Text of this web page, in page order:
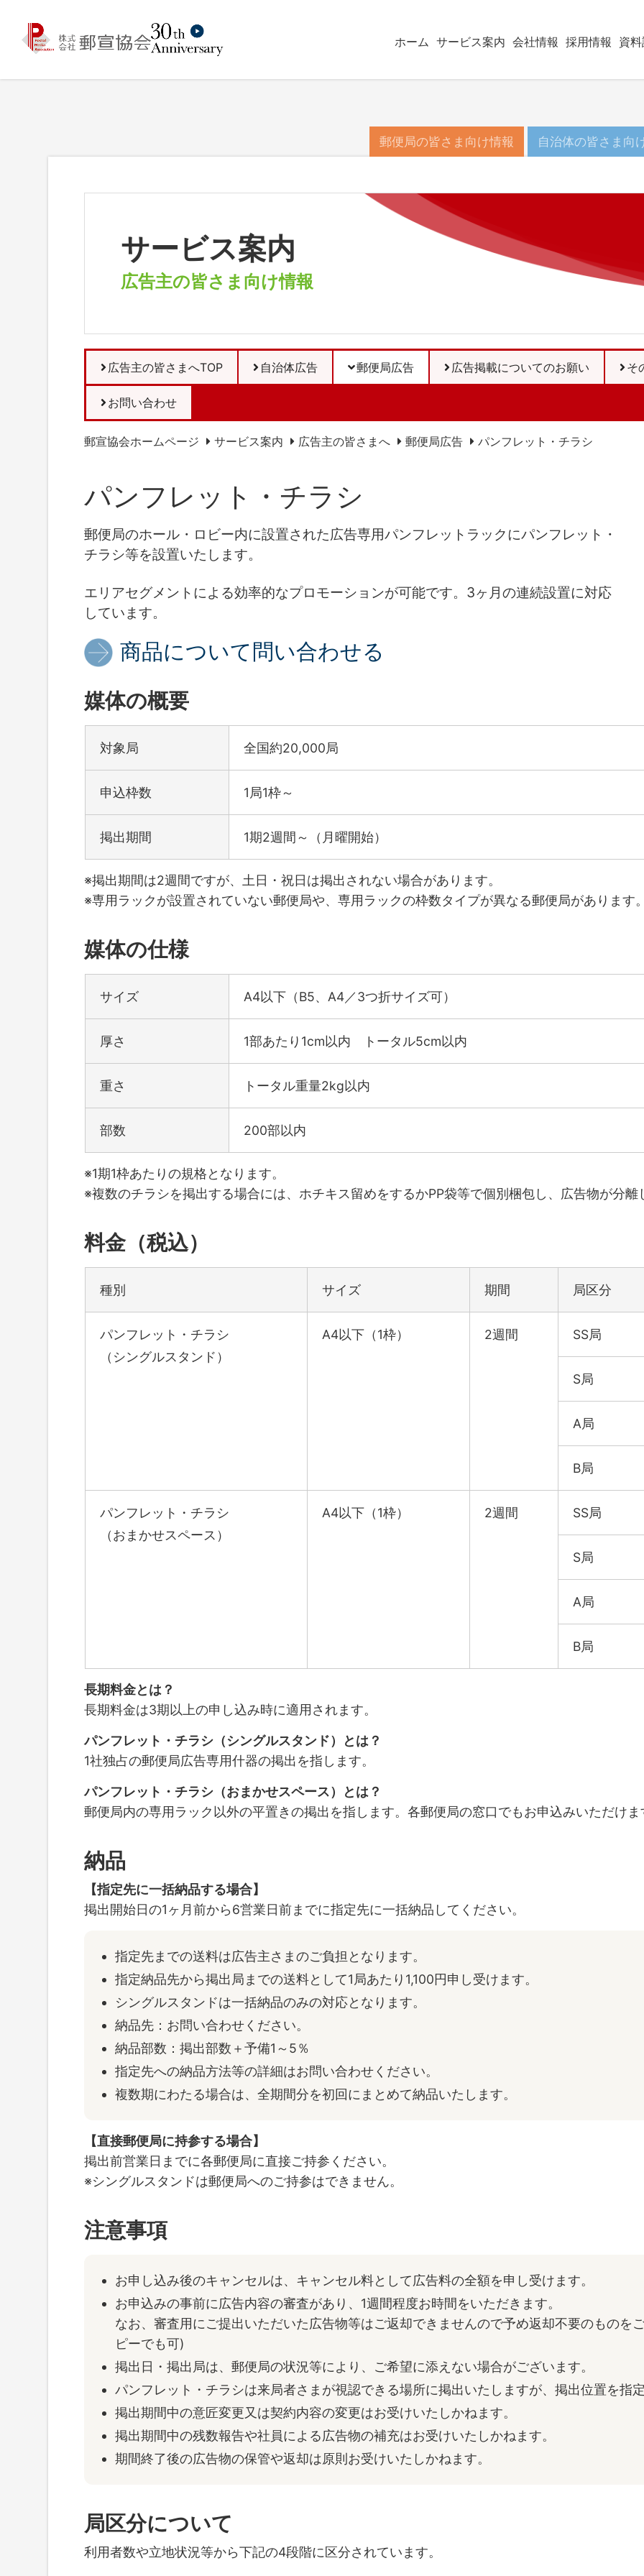
ホーム サービス案内 会社情報 採用情報 資
郵便局の皆さま向け情報 自治体の皆さま向
サービス案内
広告主の皆さま向け情報
広告主の皆さまへTOP 自治体広告 郵便局広告 広告掲載についてのお願い そ
お問い合わせ
郵宣協会ホームページ サービス案内 広告主の皆さまへ 郵便局広告 パンフレット・チラシ
パンフレット・チラシ
郵便局のホール・ロビー内に設置された広告専用パンフレットラックにパンフレット・
チラシ等を設置いたします。
エリアセグメントによる効率的なプロモーションが可能です。3ヶ月の連続設置に対応
しています。
商品について問い合わせる
媒体の概要
対象局 全国約20,000局
申込枠数 1局1枠～
掲出期間 1期2週間～（月曜開始）
※掲出期間は2週間ですが、土日・祝日は掲出されない場合があります。
※専用ラックが設置されていない郵便局や、専用ラックの枠数タイプが異なる郵便局があります
媒体の仕様
サイズ A4以下（B5、A4／3つ折サイズ可）
厚さ 1部あたり1cm以内 トータル5cm以内
重さ トータル重量2kg以内
部数 200部以内
※1期1枠あたりの規格となります。
※複数のチラシを掲出する場合には、ホチキス留めをするかPP袋等で個別梱包し、広告物が分
料金（税込）
種別 サイズ 期間 局区分
パンフレット・チラシ
（シングルスタンド）
A4以下（1枠） 2週間 SS局
S局
A局
B局
パンフレット・チラシ
（おまかせスペース）
A4以下（1枠） 2週間 SS局
S局
A局
B局
長期料金とは？
長期料金は3期以上の申し込み時に適用されます。
パンフレット・チラシ（シングルスタンド）とは？
1社独占の郵便局広告専用什器の掲出を指します。
パンフレット・チラシ（おまかせスペース）とは？
郵便局内の専用ラック以外の平置きの掲出を指します。各郵便局の窓口でもお申込みいただけま
納品
【指定先に一括納品する場合】
掲出開始日の1ヶ月前から6営業日前までに指定先に一括納品してください。
指定先までの送料は広告主さまのご負担となります。
指定納品先から掲出局までの送料として1局あたり1,100円申し受けます。
シングルスタンドは一括納品のみの対応となります。
納品先：お問い合わせください。
納品部数：掲出部数＋予備1～5％
指定先への納品方法等の詳細はお問い合わせください。
複数期にわたる場合は、全期間分を初回にまとめて納品いたします。
【直接郵便局に持参する場合】
掲出前営業日までに各郵便局に直接ご持参ください。
※シングルスタンドは郵便局へのご持参はできません。
注意事項
お申し込み後のキャンセルは、キャンセル料として広告料の全額を申し受けます。
お申込みの事前に広告内容の審査があり、1週間程度お時間をいただきます。
なお、審査用にご提出いただいた広告物等はご返却できませんので予め返却不要のものを
ピーでも可)
掲出日・掲出局は、郵便局の状況等により、ご希望に添えない場合がございます。
パンフレット・チラシは来局者さまが視認できる場所に掲出いたしますが、掲出位置を指
掲出期間中の意匠変更又は契約内容の変更はお受けいたしかねます。
掲出期間中の残数報告や社員による広告物の補充はお受けいたしかねます。
期間終了後の広告物の保管や返却は原則お受けいたしかねます。
局区分について
利用者数や立地状況等から下記の4段階に区分されています。